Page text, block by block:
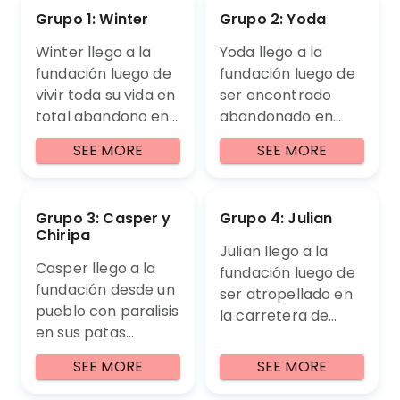
Grupo 1: Winter
Winter llego a la
fundación luego de
vivir toda su vida en
total abandono en
una zona muy
vulnerable del sur
diagnosticada con
cancer de piel y
requiere varias
cremas y
bloqueadores
especiales para
mantenerse sana.
Te gustaría ser
SEE MORE
Grupo 2: Yoda
Yoda llego a la
fundación luego de
ser encontrado
abandonado en
Mocoa con su
cabeza ladeada,
descubrimos varios
tumores en sus
oídos que fueron
retirados
exitosamente. En
con terapias
neurales,
SEE MORE
Grupo 3: Casper y
Chiripa
Casper llego a la
fundación desde un
pueblo con paralisis
en sus patas
traseras, luego de
revision con
SEE MORE
Grupo 4: Julian
Julian llego a la
fundación luego de
ser atropellado en
la carretera de
perrito que
tristemente no
SEE MORE